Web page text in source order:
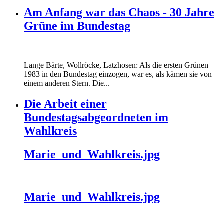
Am Anfang war das Chaos - 30 Jahre
Grüne im Bundestag
Lange Bärte, Wollröcke, Latzhosen: Als die ersten Grünen
1983 in den Bundestag einzogen, war es, als kämen sie von
einem anderen Stern. Die...
Die Arbeit einer
Bundestagsabgeordneten im
Wahlkreis
Marie_und_Wahlkreis.jpg
Marie_und_Wahlkreis.jpg